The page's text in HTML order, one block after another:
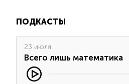
ПОДКАСТЫ
23 июля
Всего лишь математика